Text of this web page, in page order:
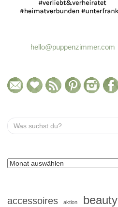
hello@puppenzimmer.com
Search
for:
accessoires aktion beauty